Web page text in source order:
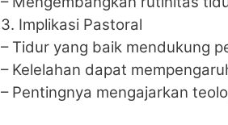
3. Implikasi Pastoral
– Tidur yang baik mendukung
– Kelelahan dapat
– Pentingnya mengajarkan